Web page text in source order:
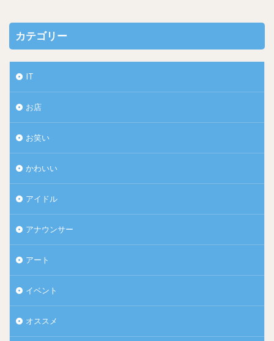
カテゴリー
IT
お店
お笑い
かわいい
アイドル
アナウンサー
アート
イベント
オススメ